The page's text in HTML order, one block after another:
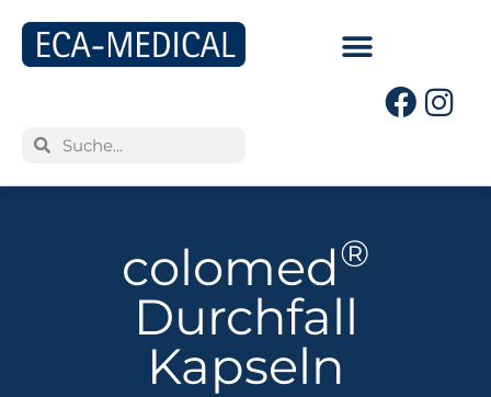
colomed®
Durchfall
Kapseln